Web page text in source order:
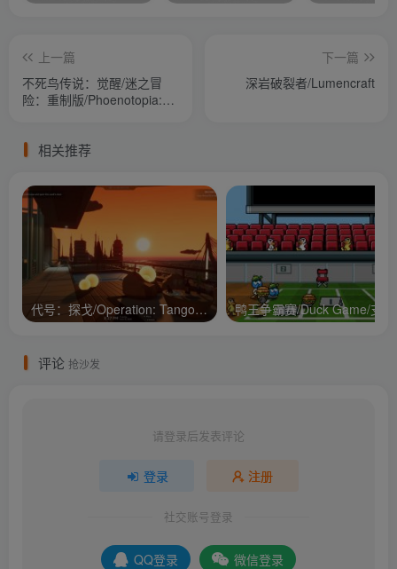
上一篇
不死鸟传说：觉醒/迷之冒
险：重制版/Phoenotopia:
下一篇
深岩破裂者/Lumencraft
相关推荐
代号：探戈/Operation: Tango/支持网络联机
评论 抢沙发
请登录后发表评论
登录 注册
社交账号登录
QQ登录 微信登录